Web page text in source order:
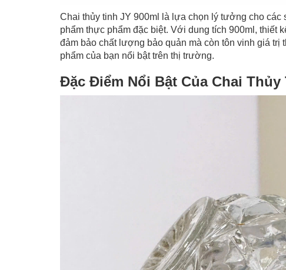
Chai thủy tinh JY 900ml là lựa chọn lý tưởng cho
phẩm thực phẩm đặc biệt. Với dung tích 900ml, thiết
đảm bảo chất lượng bảo quản mà còn tôn vinh giá
phẩm của bạn nổi bật trên thị trường.
Đặc Điểm Nổi Bật Của Chai Thủy